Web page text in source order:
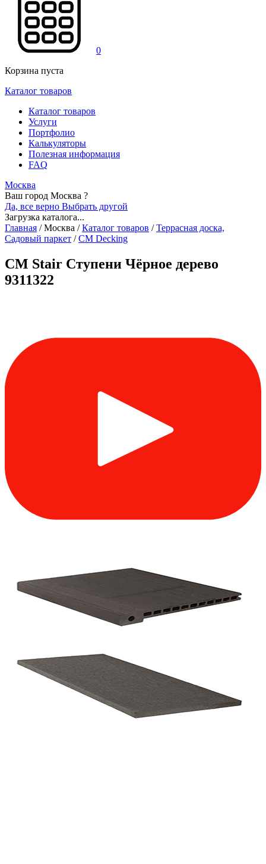
0
Корзина пуста
Каталог товаров
Каталог товаров
Услуги
Портфолио
Калькуляторы
Полезная информация
FAQ
Москва
Ваш город Москва ?
Да, все верно Выбрать другой
Загрузка каталога...
Главная /Москва / Каталог товаров / Террасная доска,
Садовый паркет / CM Decking
CM Stair Ступени Чёрное дерево
9311322